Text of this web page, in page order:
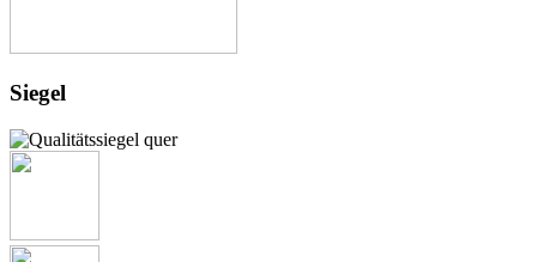
Siegel